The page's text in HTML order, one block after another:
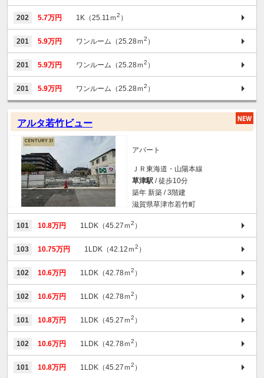
202 5.7万円 1K（25.11ｍ2 ）
201 5.9万円 ワンルーム（25.28ｍ2 ）
201 5.9万円 ワンルーム（25.28ｍ2 ）
201 5.9万円 ワンルーム（25.28ｍ2 ）
アルタ若竹ビュー
アパート
ＪＲ東海道・山陽本線
草津駅 / 徒歩10分
築年 新築 / 3階建
滋賀県草津市若竹町
101 10.8万円 1LDK（45.27ｍ2 ）
103 10.75万円 1LDK（42.12ｍ2 ）
102 10.6万円 1LDK（42.78ｍ2 ）
102 10.6万円 1LDK（42.78ｍ2 ）
101 10.8万円 1LDK（45.27ｍ2 ）
102 10.6万円 1LDK（42.78ｍ2 ）
101 10.8万円 1LDK（45.27ｍ2 ）